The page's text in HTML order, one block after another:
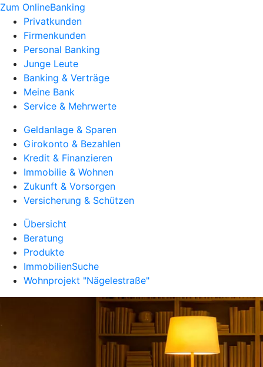
Zum OnlineBanking
Privatkunden
Firmenkunden
Personal Banking
Junge Leute
Banking & Verträge
Meine Bank
Service & Mehrwerte
Geldanlage & Sparen
Girokonto & Bezahlen
Kredit & Finanzieren
Immobilie & Wohnen
Zukunft & Vorsorgen
Versicherung & Schützen
Übersicht
Beratung
Produkte
ImmobilienSuche
Wohnprojekt "Nägelestraße"